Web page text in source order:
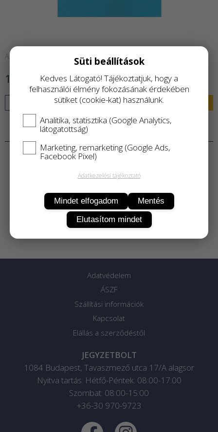
Azonnal raktárról
1 700 Ft
KOSÁRBA
Termékleírás
Adatvédelem
ÁSZF
Szállítási információk
Kapcsolat
Elállás a szerződéstől
JEGYZETBOLT
1084 Budapest, Tavaszmező utca 17/A alagsor
Nyitva tartás: Hétfő-Péntek: 08:00-17:00
Szombat: 08:00-15:00
+36-30 970-9723
Süti beállítások
Kedves Látogató! Tájékoztatjuk, hogy a
felhasználói élmény fokozásának érdekében
sütiket (cookie-kat) használunk.
Analitika, statisztika (Google Analytics,
látogatottság)
Marketing, remarketing (Google Ads,
Facebook Pixel)
Adatkezelési tájékoztató
Mindet elfogadom
Mentés
Elutasítom mindet